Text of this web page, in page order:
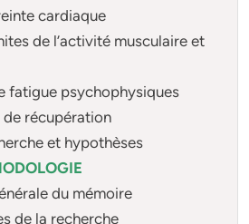
cardiaque
de l’activité musculaire et
fatigue psychophysiques
de récupération
et hypothèses
du mémoire
de la recherche